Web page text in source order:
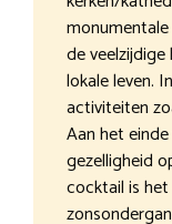
de
lokale leven.
activiteiten
Aan het
gezelligheid
cocktail is